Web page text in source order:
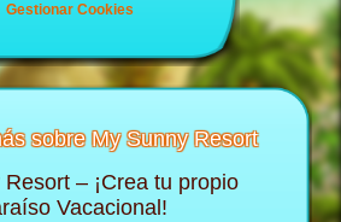
Gestionar Cookies
sobre My Sunny Resort
– ¡Crea tu propio
Vacacional!